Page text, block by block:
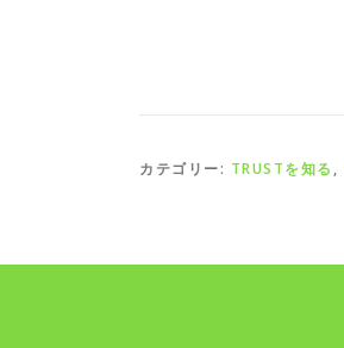
カテゴリー: TRUSTを知る ,